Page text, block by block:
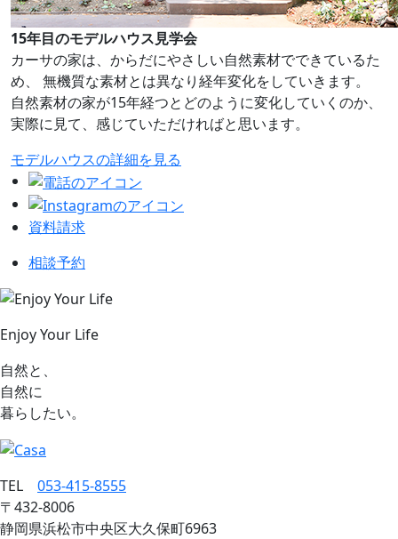
15年目のモデルハウス見学会
カーサの家は、からだにやさしい自然素材でできているた
め、
無機質な素材とは異なり経年変化をしていきます。
自然素材の家が15年経つとどのように変化していくのか、
実際に見て、感じていただければと思います。
モデルハウスの詳細を見る
資料請求
相談予約
Enjoy Your Life
自然と、
自然に
暮らしたい。
TEL 053‐415‐8555
〒432‐8006
静岡県浜松市中央区大久保町6963